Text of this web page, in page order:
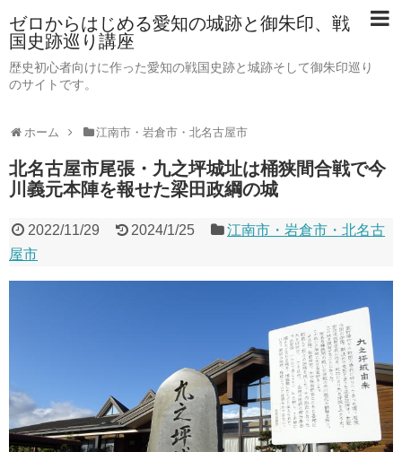
ゼロからはじめる愛知の城跡と御朱印、戦
国史跡巡り講座
歴史初心者向けに作った愛知の戦国史跡と城跡そして御朱印巡り
のサイトです。
ホーム 江南市・岩倉市・北名古屋市
北名古屋市尾張・九之坪城址は桶狭間合戦で今
川義元本陣を報せた梁田政綱の城
2022/11/29 2024/1/25
江南市・岩倉市・北名古
屋市